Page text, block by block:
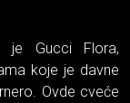
je Gucci Flora,
koje je davne
Ovde cveće